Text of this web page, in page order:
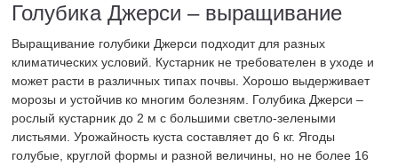
Голубика Джерси – выращивание
Выращивание голубики Джерси подходит для разных
климатических условий. Кустарник не требователен в уходе и
может расти в различных типах почвы. Хорошо выдерживает
морозы и устойчив ко многим болезням. Голубика Джерси –
рослый кустарник до 2 м с большими светло-зелеными
листьями. Урожайность куста составляет до 6 кг. Ягоды
голубые, круглой формы и разной величины, но не более 16